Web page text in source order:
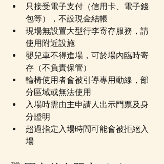
只接受電子支付（信用卡、電子錢
包等），不設現金結帳
現場無設置大型行李寄存服務，請
使用附近設施
嬰兒車不得進場，可於場內臨時寄
存（不負責保管）
輪椅使用者會被引導專用動線，部
分區域或無法使用
入場時需由主申請人出示門票及身
分證明
超過指定入場時間可能會被拒絕入
場